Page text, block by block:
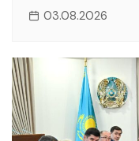
03.08.2026